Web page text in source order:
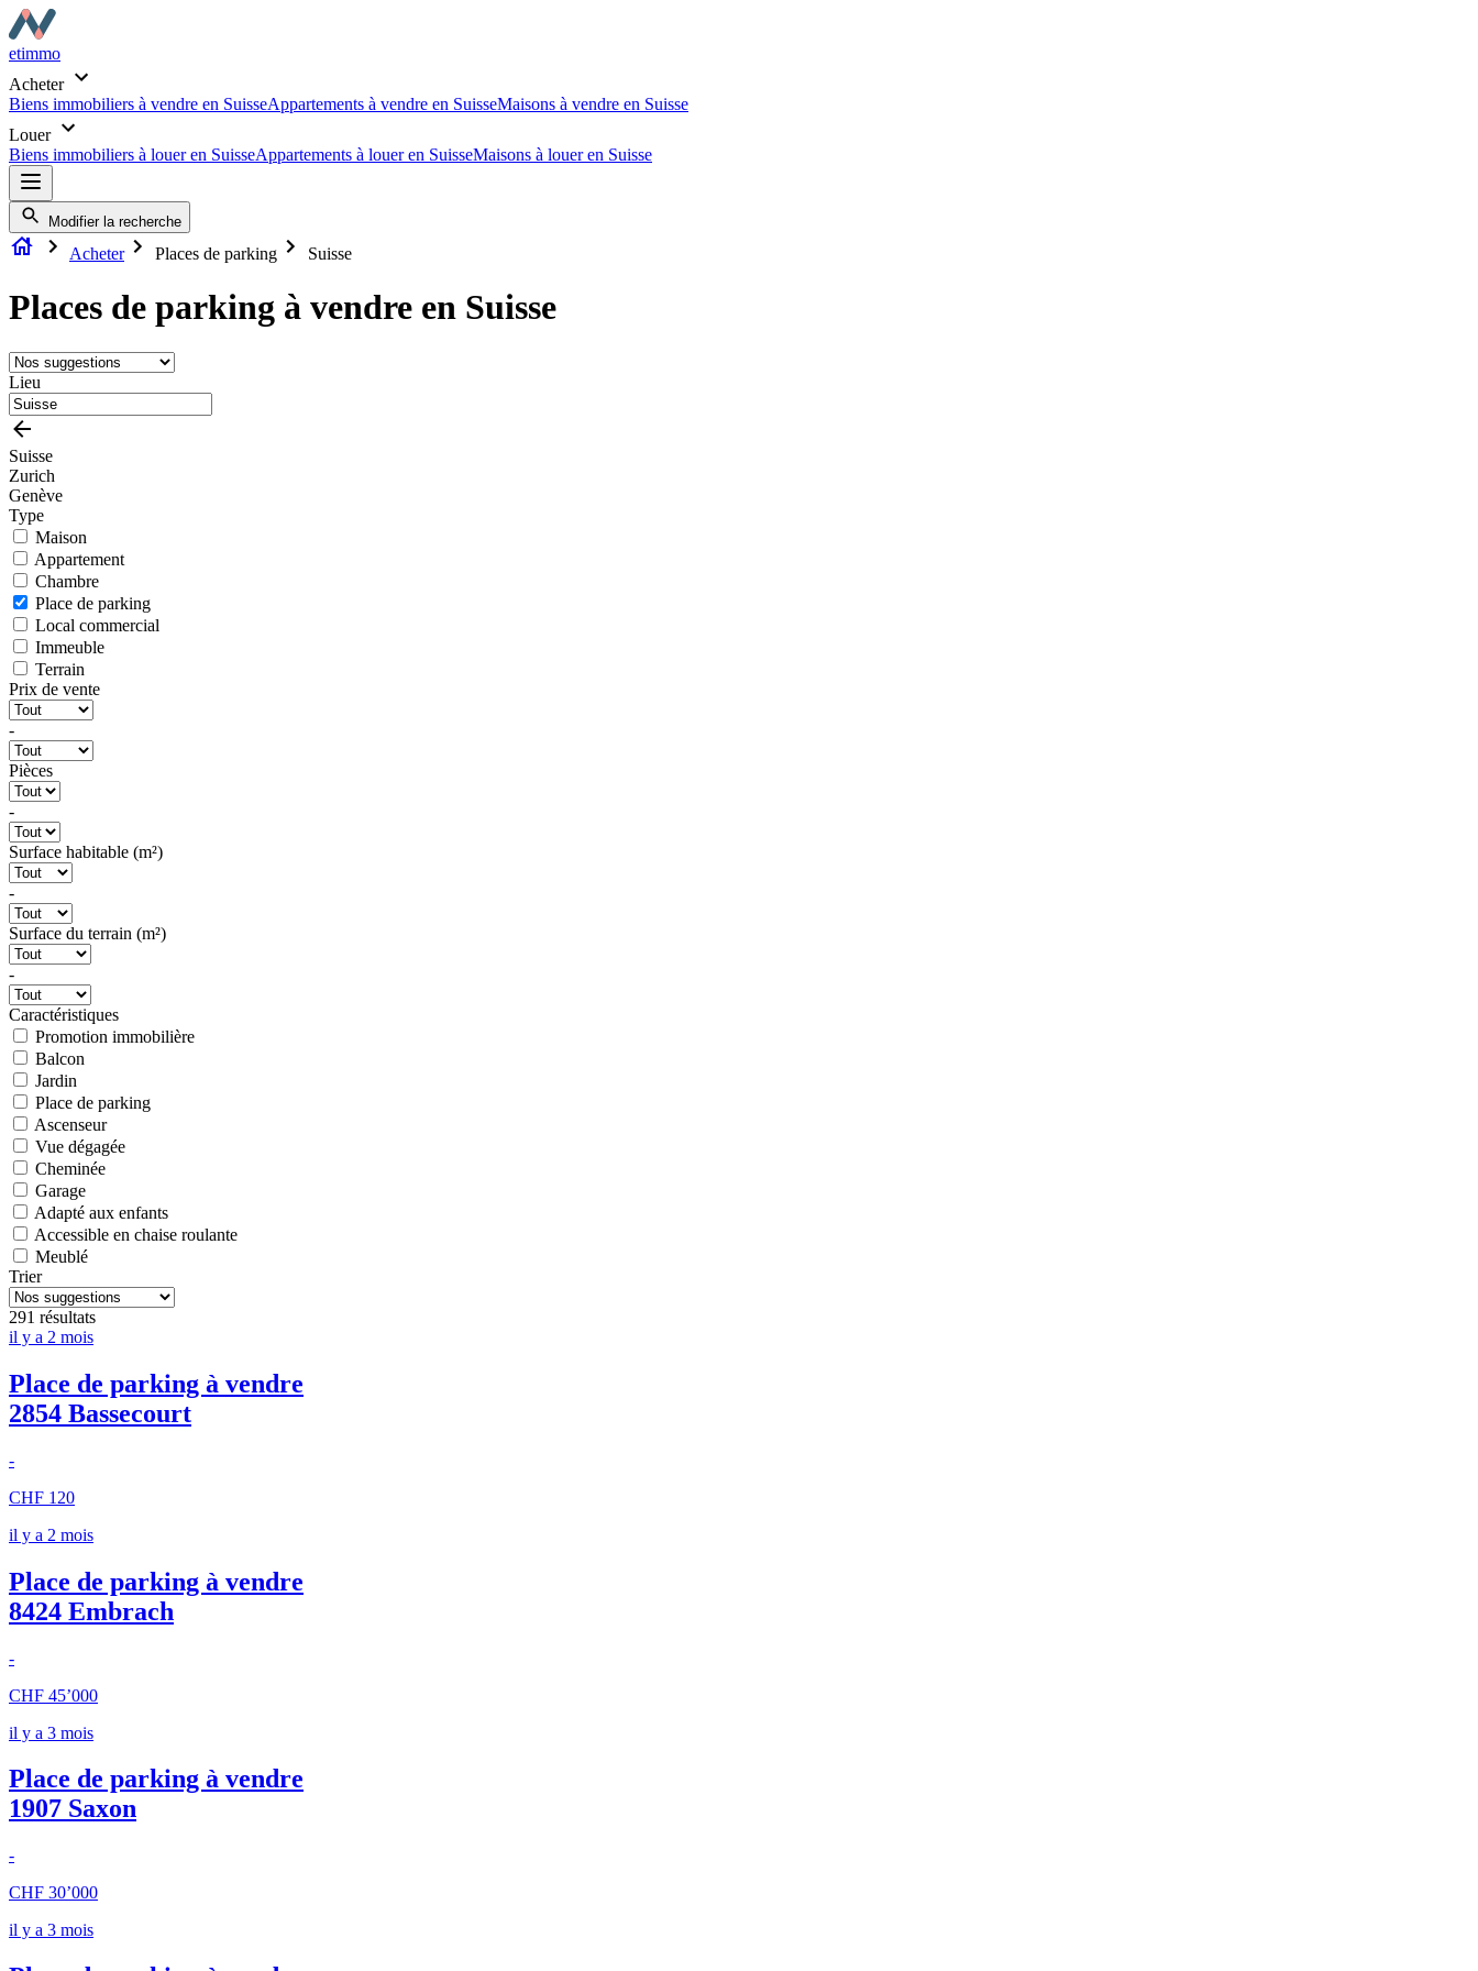
etimmo
Acheter
Biens immobiliers à vendre en SuisseAppartements à vendre en SuisseMaisons à vendre en Suisse
Louer
Biens immobiliers à louer en SuisseAppartements à louer en SuisseMaisons à louer en Suisse
Modifier la recherche
Acheter Places de parking Suisse
Places de parking à vendre en Suisse
Lieu
Suisse
Zurich
Genève
Type
Maison
Appartement
Chambre
Place de parking
Local commercial
Immeuble
Terrain
Prix de vente
-
Pièces
-
Surface habitable (m²)
-
Surface du terrain (m²)
-
Caractéristiques
Promotion immobilière
Balcon
Jardin
Place de parking
Ascenseur
Vue dégagée
Cheminée
Garage
Adapté aux enfants
Accessible en chaise roulante
Meublé
Trier
291 résultats
il y a 2 mois
Place de parking à vendre
2854 Bassecourt
-
CHF 120
il y a 2 mois
Place de parking à vendre
8424 Embrach
-
CHF 45’000
il y a 3 mois
Place de parking à vendre
1907 Saxon
-
CHF 30’000
il y a 3 mois